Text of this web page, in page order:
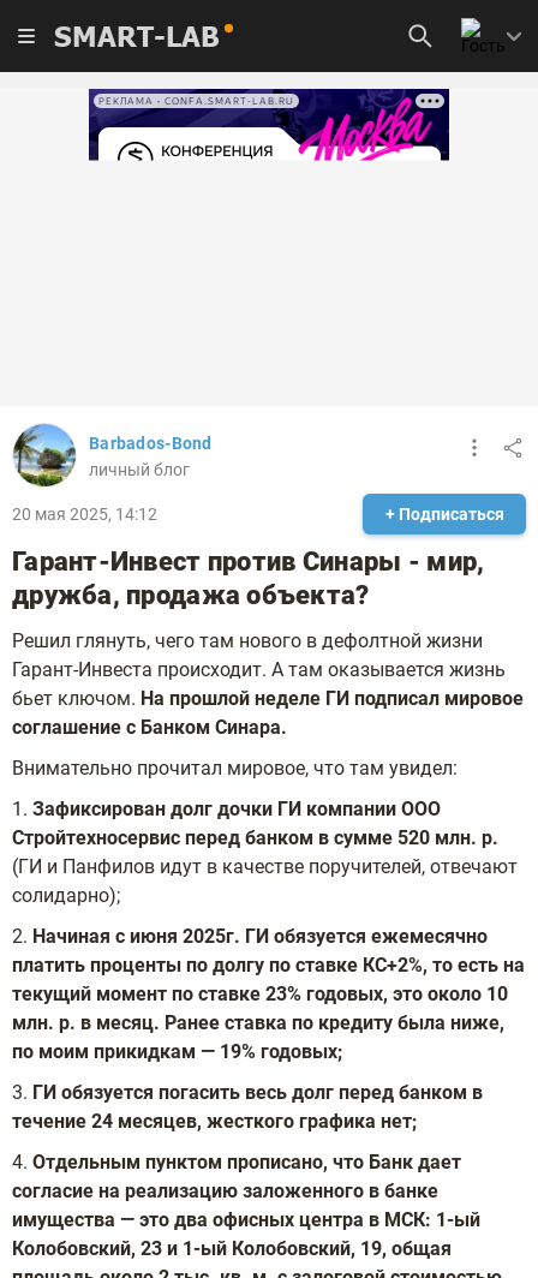
SMART-LAB
РЕКЛАМА • CONFA.SMART-LAB.RU
Barbados-Bond
личный блог
20 мая 2025, 14:12 + Подписаться
Гарант-Инвест против Синары - мир,
дружба, продажа объекта?
Решил глянуть, чего там нового в дефолтной жизни
Гарант-Инвеста происходит. А там оказывается жизнь
бьет ключом. На прошлой неделе ГИ подписал мировое
соглашение с Банком Синара.
Внимательно прочитал мировое, что там увидел:
1. Зафиксирован долг дочки ГИ компании ООО
Стройтехносервис перед банком в сумме 520 млн. р.
(ГИ и Панфилов идут в качестве поручителей, отвечают
солидарно);
2. Начиная с июня 2025г. ГИ обязуется ежемесячно
платить проценты по долгу по ставке КС+2%, то есть на
текущий момент по ставке 23% годовых, это около 10
млн. р. в месяц. Ранее ставка по кредиту была ниже,
по моим прикидкам — 19% годовых;
3. ГИ обязуется погасить весь долг перед банком в
течение 24 месяцев, жесткого графика нет;
4. Отдельным пунктом прописано, что Банк дает
согласие на реализацию заложенного в банке
имущества — это два офисных центра в МСК: 1-ый
Колобовский, 23 и 1-ый Колобовский, 19, общая